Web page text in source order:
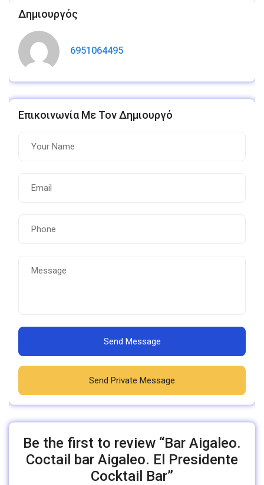
Δημιουργός
6951064495
Επικοινωνία Με Τον Δημιουργό
Send Message
Send Private Message
Be the first to review “Bar Aigaleo.
Coctail bar Aigaleo. El Presidente
Cocktail Bar”